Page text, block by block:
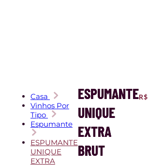
Casa
Vinhos Por
Tipo
Espumante
ESPUMANTE
UNIQUE
EXTRA
ESPUMANTE
UNIQUE
EXTRA
BRUT
R$